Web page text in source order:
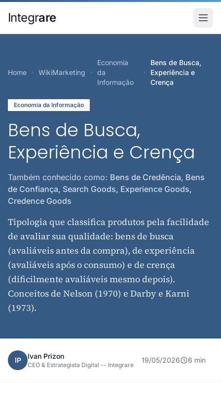
Integrare
Home WikiMarketing
Economia
da
Informação
Bens de Busca,
Experiência e
Crença
Economia da Informação
Bens de Busca,
Experiência e Crença
Também conhecido como: Bens de Credência, Bens
de Confiança, Search Goods, Experience Goods,
Credence Goods
Tipologia que classifica produtos pela facilidade
de avaliar sua qualidade: bens de busca
(avaliáveis antes da compra), de experiência
(avaliáveis após o consumo) e de crença
(dificilmente avaliáveis mesmo depois).
Conceitos de Nelson (1970) e Darby e Karni
(1973).
IP Ivan Prizon
CEO & Estrategista Digital -- Integrare
19/05/2026 6 min